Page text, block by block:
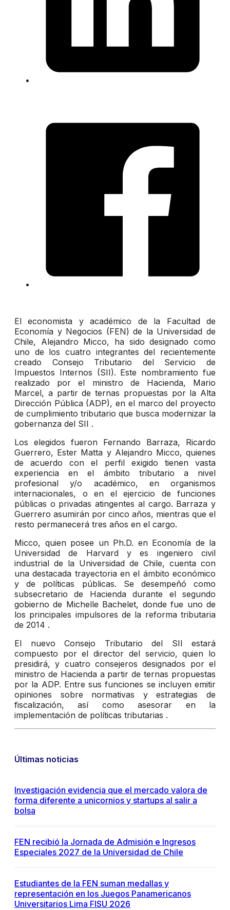
El economista y académico de la Facultad de
Economía y Negocios (FEN) de la Universidad de
Chile, Alejandro Micco, ha sido designado como
uno de los cuatro integrantes del recientemente
creado Consejo Tributario del Servicio de
Impuestos Internos (SII). Este nombramiento fue
realizado por el ministro de Hacienda, Mario
Marcel, a partir de ternas propuestas por la Alta
Dirección Pública (ADP), en el marco del proyecto
de cumplimiento tributario que busca modernizar la
gobernanza del SII .
Los elegidos fueron Fernando Barraza, Ricardo
Guerrero, Ester Matta y Alejandro Micco, quienes
de acuerdo con el perfil exigido tienen vasta
experiencia en el ámbito tributario a nivel
profesional y/o académico, en organismos
internacionales, o en el ejercicio de funciones
públicas o privadas atingentes al cargo. Barraza y
Guerrero asumirán por cinco años, mientras que el
resto permanecerá tres años en el cargo.
Micco, quien posee un Ph.D. en Economía de la
Universidad de Harvard y es ingeniero civil
industrial de la Universidad de Chile, cuenta con
una destacada trayectoria en el ámbito económico
y de políticas públicas. Se desempeñó como
subsecretario de Hacienda durante el segundo
gobierno de Michelle Bachelet, donde fue uno de
los principales impulsores de la reforma tributaria
de 2014 .
El nuevo Consejo Tributario del SII estará
compuesto por el director del servicio, quien lo
presidirá, y cuatro consejeros designados por el
ministro de Hacienda a partir de ternas propuestas
por la ADP. Entre sus funciones se incluyen emitir
opiniones sobre normativas y estrategias de
fiscalización, así como asesorar en la
implementación de políticas tributarias .
Últimas noticias
Investigación evidencia que el mercado valora de
forma diferente a unicornios y startups al salir a
bolsa
FEN recibió la Jornada de Admisión e Ingresos
Especiales 2027 de la Universidad de Chile
Estudiantes de la FEN suman medallas y
representación en los Juegos Panamericanos
Universitarios Lima FISU 2026